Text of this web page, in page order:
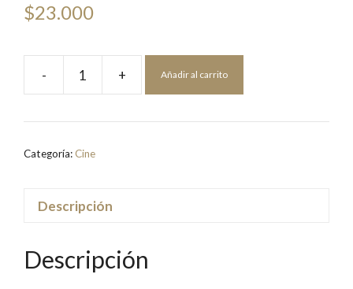
$23.000
-
Archivos
Letrados:
1940)
+ Añadir al carrito
Categoría:Cine
Descripción
Descripción